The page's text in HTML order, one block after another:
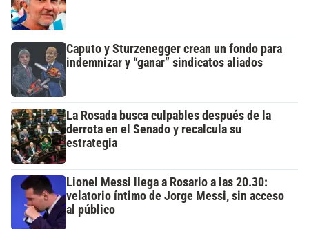
Caputo y Sturzenegger crean un fondo para
indemnizar y “ganar” sindicatos aliados
La Rosada busca culpables después de la
derrota en el Senado y recalcula su
estrategia
Lionel Messi llega a Rosario a las 20.30:
velatorio íntimo de Jorge Messi, sin acceso
al público